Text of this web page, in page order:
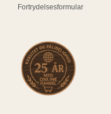
Fortrydelsesformular